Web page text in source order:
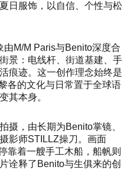
日服饰，以自信、个性与松
由M/M Paris与Benito深度合
景：电线杆、街道基建、手
痕迹。这一创作理念始终是
各的文化与日常置于全球语
其本身。
摄，由长期为Benito掌镜、
影师STILLZ操刀。画面
靠着一艘手工木船，船帆则
诠释了Benito与生俱来的创